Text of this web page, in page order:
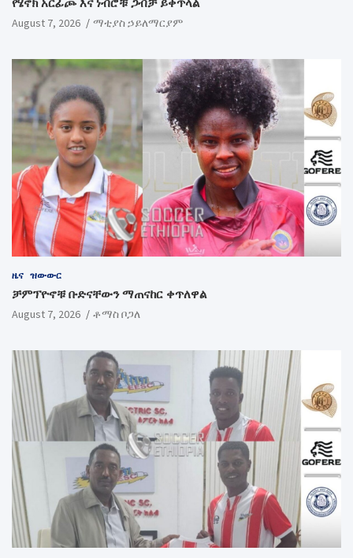
August 7, 2026 ማቲያስ ኃይለማርያም
ዜና ዝውውር
ቻምፕዮኖቹ ቡድናቸውን ማጠናከር ቀጥለዋል
August 7, 2026 ቶማስ ቦጋለ